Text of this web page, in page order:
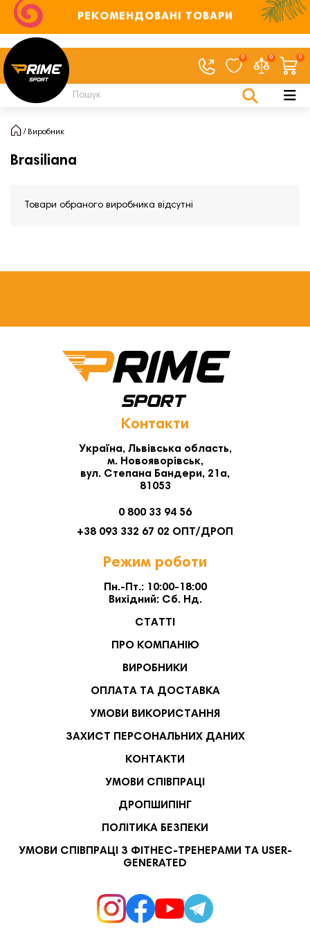
РЕКОМЕНДОВАНІ ТОВАРИ
0 0 0
Виробник
Brasiliana
Товари обраного виробника відсутні
Контакти
Україна, Львівська область,
м. Новояворівськ,
вул. Степана Бандери, 21а,
81053
0 800 33 94 56
+38 093 332 67 02 ОПТ/ДРОП
Режим роботи
Пн.-Пт.: 10:00-18:00
Вихідний: Сб. Нд.
СТАТТІ
ПРО КОМПАНІЮ
ВИРОБНИКИ
ОПЛАТА ТА ДОСТАВКА
УМОВИ ВИКОРИСТАННЯ
ЗАХИСТ ПЕРСОНАЛЬНИХ ДАНИХ
КОНТАКТИ
УМОВИ СПІВПРАЦІ
ДРОПШИПІНГ
ПОЛІТИКА БЕЗПЕКИ
УМОВИ СПІВПРАЦІ З ФІТНЕС-ТРЕНЕРАМИ ТА USER-
GENERATED